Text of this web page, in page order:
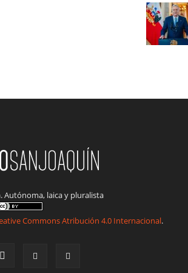
Autónoma, laica y pluralista
Commons Atribución 4.0 Internacional.